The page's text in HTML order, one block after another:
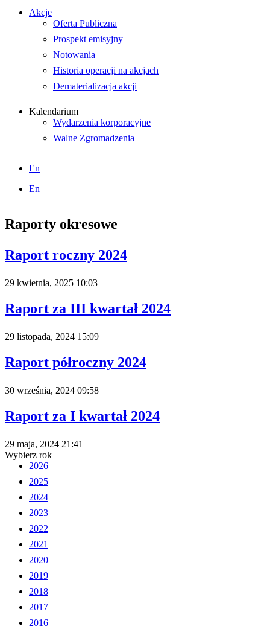
Akcje
Oferta Publiczna
Prospekt emisyjny
Notowania
Historia operacji na akcjach
Dematerializacja akcji
Kalendarium
Wydarzenia korporacyjne
Walne Zgromadzenia
En
En
Raporty okresowe
Raport roczny 2024
29 kwietnia, 2025 10:03
Raport za III kwartał 2024
29 listopada, 2024 15:09
Raport półroczny 2024
30 września, 2024 09:58
Raport za I kwartał 2024
29 maja, 2024 21:41
Wybierz rok
2026
2025
2024
2023
2022
2021
2020
2019
2018
2017
2016